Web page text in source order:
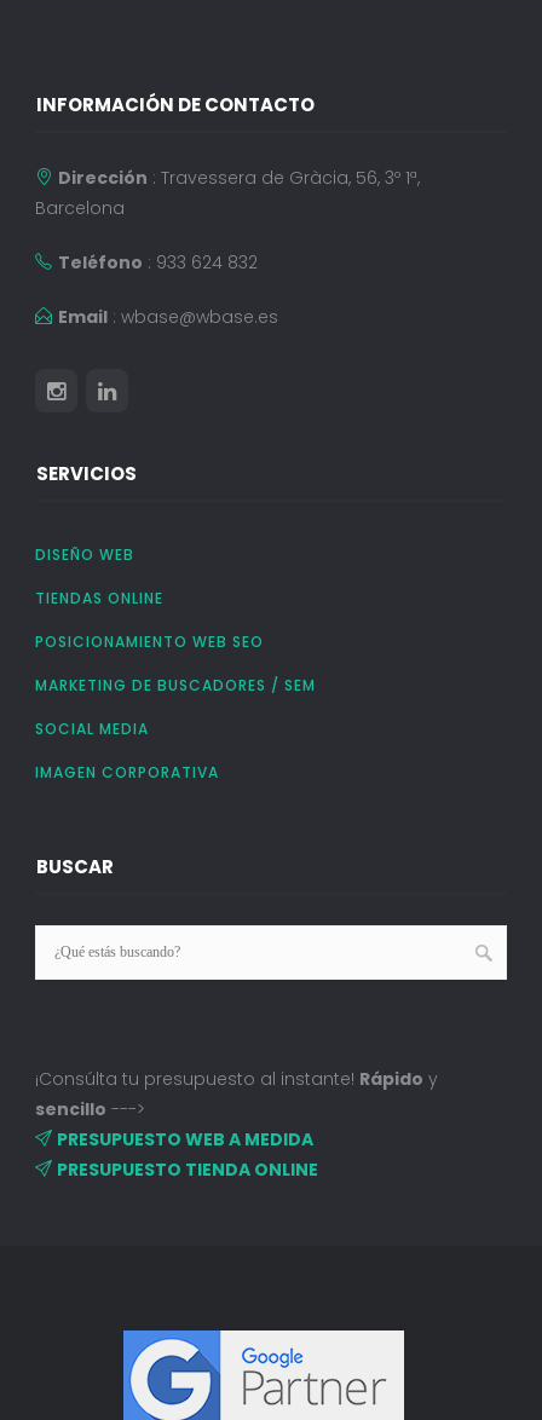
INFORMACIÓN DE CONTACTO
Dirección : Travessera de Gràcia, 56, 3º 1ª,
Barcelona
Teléfono : 933 624 832
Email: wbase@wbase.es
SERVICIOS
DISEÑO WEB
TIENDAS ONLINE
POSICIONAMIENTO WEB SEO
MARKETING DE BUSCADORES / SEM
SOCIAL MEDIA
IMAGEN CORPORATIVA
BUSCAR
¡Consúlta tu presupuesto al instante! Rápido y
sencillo --->
PRESUPUESTO WEB A MEDIDA
PRESUPUESTO TIENDA ONLINE